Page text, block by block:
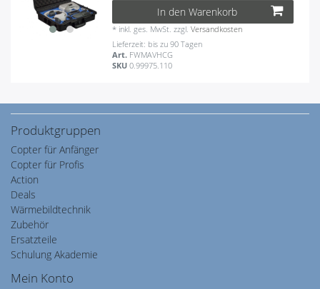
In den Warenkorb
* inkl. ges. MwSt. zzgl.Versandkosten
Lieferzeit: bis zu 90 Tagen
Art. FWMAVHCG
SKU0.99975.110
Produktgruppen
Copter für Anfänger
Copter für Profis
Action
Deals
Wärmebildtechnik
Zubehör
Ersatzteile
Schulung Akademie
Mein Konto